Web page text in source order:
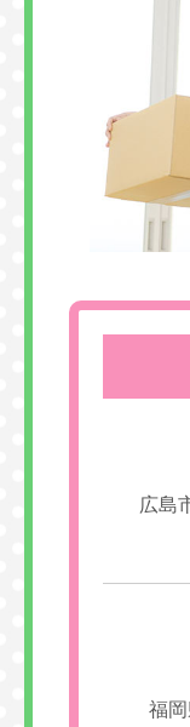
広島
福